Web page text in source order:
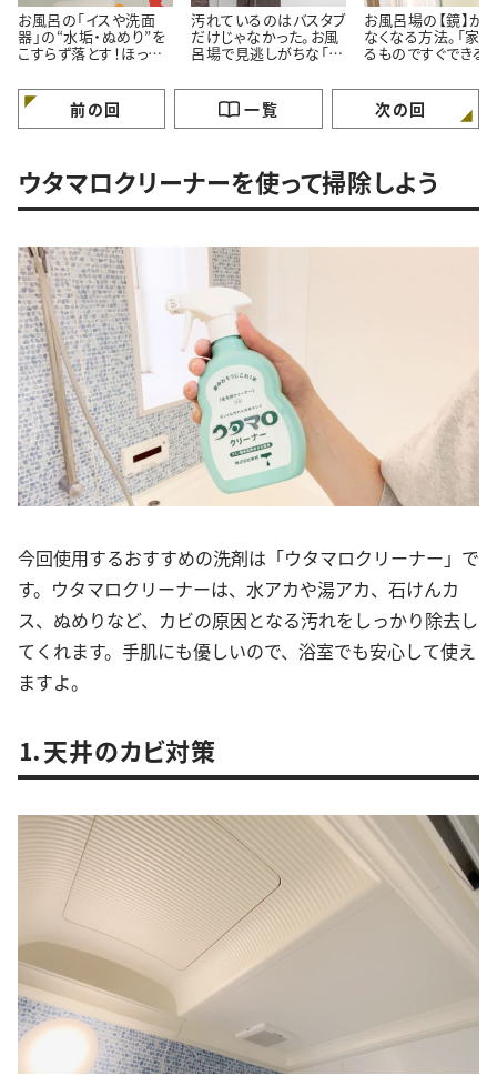
お風呂の「イスや洗面
器」の“水垢・ぬめり”を
こすらず落とす！ほった
汚れているのはバスタブ
だけじゃなかった。お風
呂場で見逃しがちな「意
所」とは
お風呂場の【鏡】が
なくなる方法。「家
るものですぐできる！
いんだ…」
前の回 一覧 次の回
ウタマロクリーナーを使って掃除しよう
今回使用するおすすめの洗剤は「ウタマロクリーナー」で
す。ウタマロクリーナーは、水アカや湯アカ、石けんカ
ス、ぬめりなど、カビの原因となる汚れをしっかり除去し
てくれます。手肌にも優しいので、浴室でも安心して使え
ますよ。
⒈天井のカビ対策